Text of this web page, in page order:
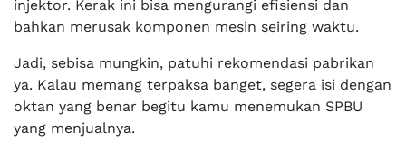
injektor. Kerak ini bisa mengurangi efisiensi dan
bahkan merusak komponen mesin seiring waktu.
Jadi, sebisa mungkin, patuhi rekomendasi pabrikan
ya. Kalau memang terpaksa banget, segera isi dengan
oktan yang benar begitu kamu menemukan SPBU
yang menjualnya.